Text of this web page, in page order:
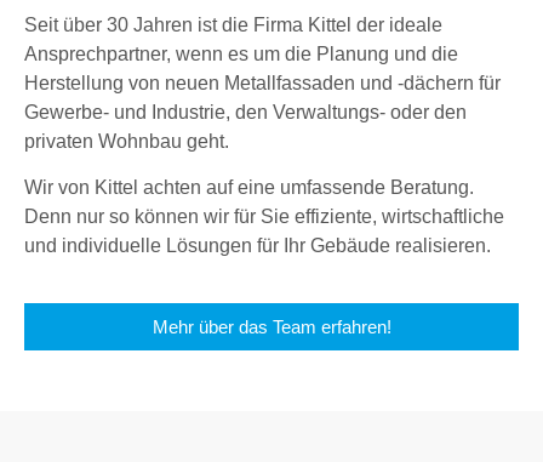
Seit über 30 Jahren ist die Firma Kittel der ideale
Ansprechpartner, wenn es um die Planung und die
Herstellung von neuen Metallfassaden und -dächern für
Gewerbe- und Industrie, den Verwaltungs- oder den
privaten Wohnbau geht.
Wir von Kittel achten auf eine umfassende Beratung.
Denn nur so können wir für Sie effiziente, wirtschaftliche
und individuelle Lösungen für Ihr Gebäude realisieren.
Mehr über das Team erfahren!